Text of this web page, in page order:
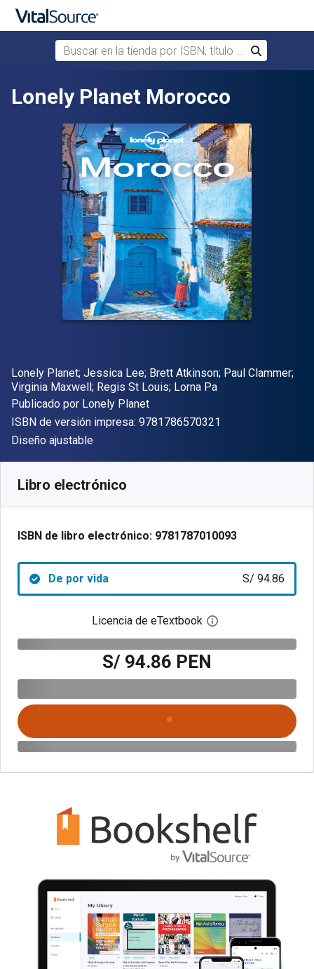
Saltar al contenido principal
Buscar en la tienda por ISBN, título o autor
Buscar
Lonely Planet Morocco
Autor(es)
Lonely Planet; Jessica Lee; Brett Atkinson; Paul Clammer;
Virginia Maxwell; Regis St Louis; Lorna Pa
Editor
Publicado por Lonely Planet
ISBN de versión impresa: 9781786570321
Formato
Diseño ajustable
Libro electrónico
ISBN de libro electrónico: 9781787010093
De por vida S/ 94.86
Licencia de eTextbook Abre el cuadro de
S/ 94.86 PEN